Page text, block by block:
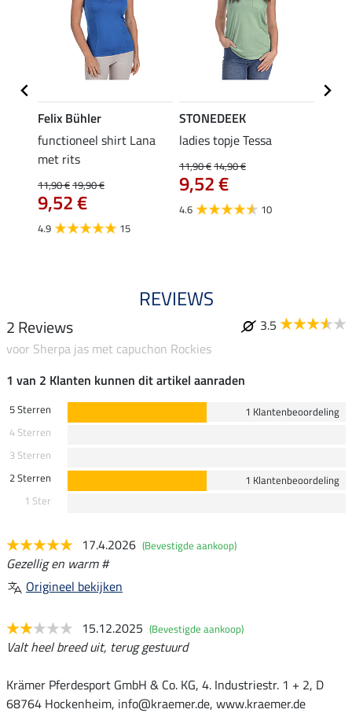
Felix Bühler
functioneel shirt Lana
met rits
11,90 €19,90 €
9,52 €
4.9 15
STONEDEEK
ladies topje Tessa
11,90 €14,90 €
9,52 €
4.6 10
REVIEWS
2 Reviews
3.5
voor Sherpa jas met capuchon Rockies
1 van 2 Klanten kunnen dit artikel aanraden
5 Sterren
1 Klantenbeoordeling
4 Sterren
3 Sterren
2 Sterren
1 Klantenbeoordeling
1 Ster
17.4.2026 (Bevestigde aankoop)
Gezellig en warm #
Origineel bekijken
15.12.2025 (Bevestigde aankoop)
Valt heel breed uit, terug gestuurd
Krämer Pferdesport GmbH & Co. KG, 4. Industriestr. 1 + 2, D
68764 Hockenheim, info@kraemer.de, www.kraemer.de